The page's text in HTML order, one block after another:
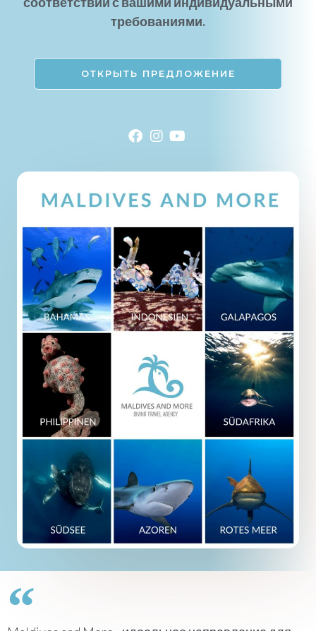
требованиями.
ОТКРЫТЬ ПРЕДЛОЖЕНИЕ